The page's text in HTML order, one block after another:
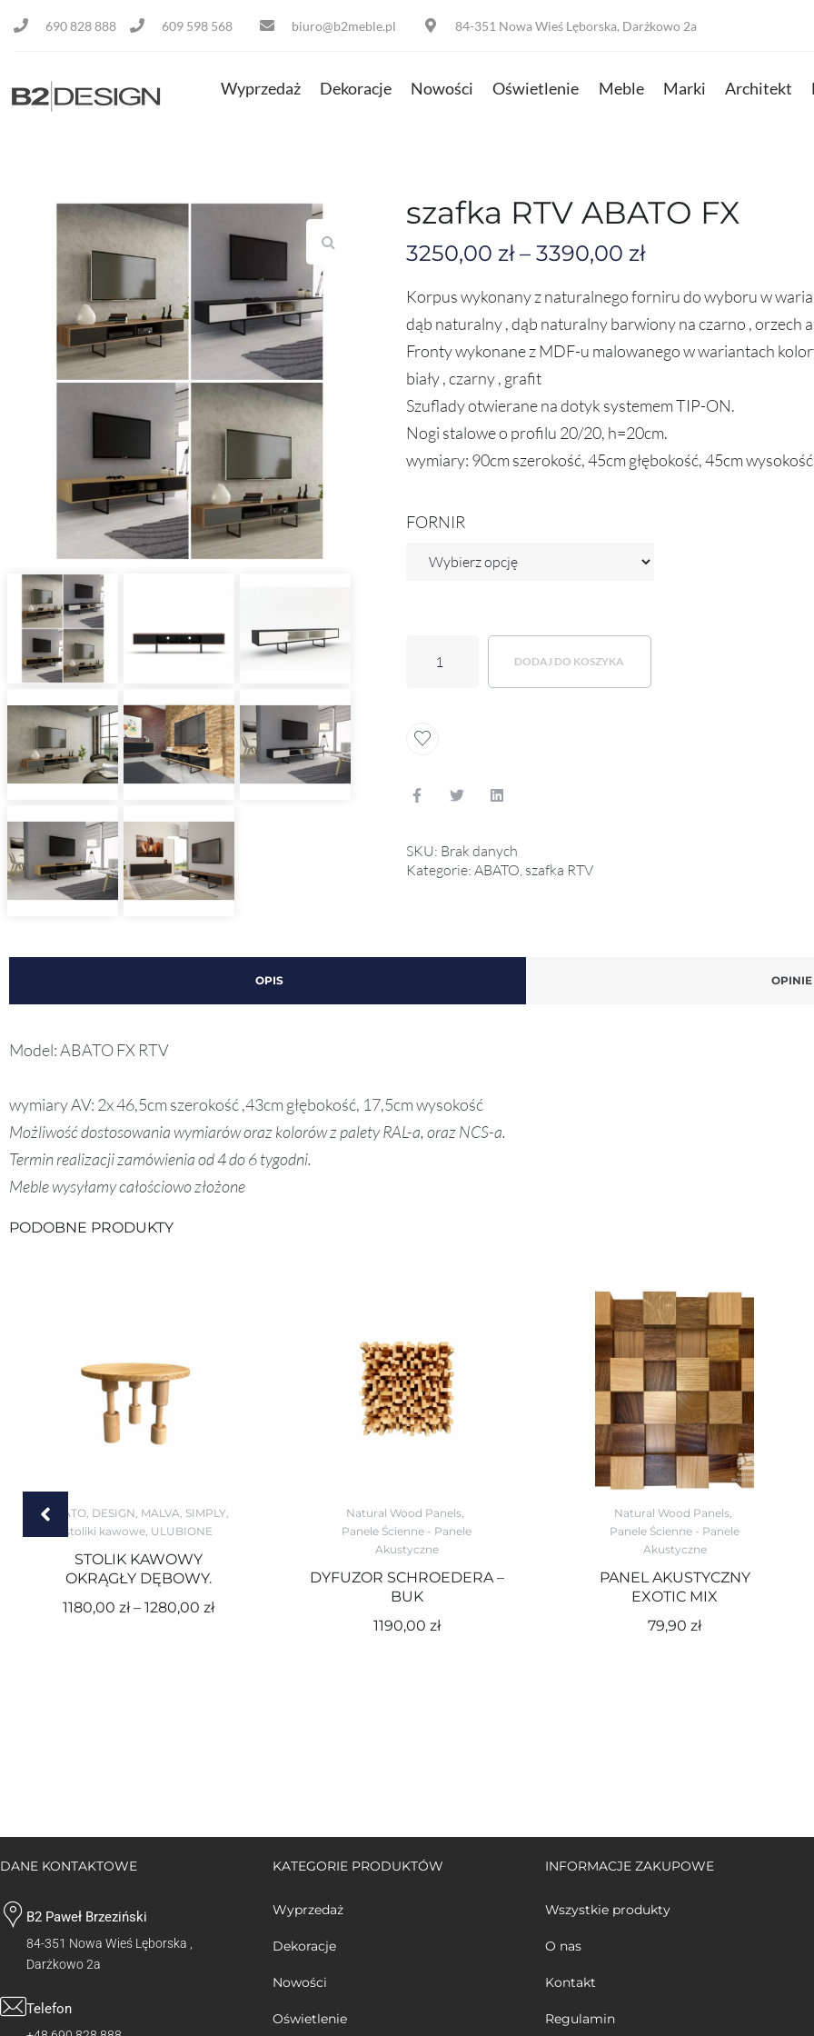
690 828 888 609 598 568 biuro@b2meble.pl 84-351 Nowa Wieś Lęborska, Darżkowo 2a
Wyprzedaż Dekoracje Nowości Oświetlenie Meble Marki Architekt
szafka RTV ABATO FX
3250,00 zł – 3390,00 zł
Korpus wykonany z naturalnego forniru do wyboru w
dąb naturalny , dąb naturalny barwiony na czarno , orzech
Fronty wykonane z MDF-u malowanego w wariantach
biały , czarny , grafit
Szuflady otwierane na dotyk systemem TIP-ON.
Nogi stalowe o profilu 20/20, h=20cm.
wymiary: 90cm szerokość, 45cm głębokość, 45cm wysokość
FORNIR
DODAJ DO KOSZYKA
SKU: Brak danych
Kategorie: ABATO, szafka RTV
OPIS
Model:ABATO FX RTV
wymiary AV: 2x 46,5cm szerokość ,43cm głębokość, 17,5cm wysokość
Możliwość dostosowania wymiarów oraz kolorów z palety RAL-a, oraz NCS-a.
Termin realizacji zamówienia od 4 do 6 tygodni.
Meble wysyłamy całościowo złożone
PODOBNE PRODUKTY
ABATO, DESIGN MALVA SIMPLY
stoliki kawowe ULUBIONE
STOLIK KAWOWY
OKRĄGŁY DĘBOWY.
1180,00 zł – 1280,00 zł
Natural Wood Panels
Panele Ścienne - Panele
Akustyczne
DYFUZOR SCHROEDERA –
BUK
1190,00 zł
Natural Wood Panels
Panele Ścienne - Panele
Akustyczne
PANEL AKUSTYCZNY
EXOTIC MIX
79,90 zł
DANE KONTAKTOWE
B2 Paweł Brzeziński
84-351 Nowa Wieś Lęborska ,
Darżkowo 2a
Telefon
KATEGORIE PRODUKTÓW
Wyprzedaż
Dekoracje
Nowości
Oświetlenie
INFORMACJE ZAKUPOWE
Wszystkie produkty
O nas
Kontakt
Regulamin